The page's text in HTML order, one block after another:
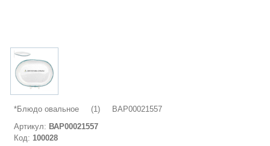
*Блюдо овальное (1) ВАР00021557
Артикул: ВАР00021557
Код:100028